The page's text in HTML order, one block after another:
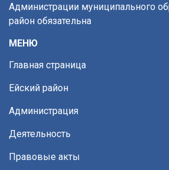
Администрации муниципального
район обязательна
МЕНЮ
Главная страница
Ейский район
Администрация
Деятельность
Правовые акты